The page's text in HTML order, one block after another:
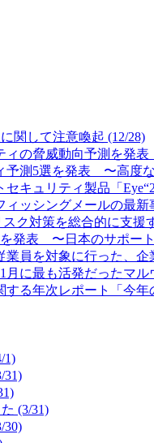
関して注意喚起 (12/28)
ィの脅威動向予測を発
予測5選を発表 〜高度
キュリティ製品「
ッシングメールの最新
ク対策を総合的に支
発表 〜日本のサポー
員を対象に行った、
月に最も活発だったマ
る年次レポート「今
1)
31)
(3/31)
30)